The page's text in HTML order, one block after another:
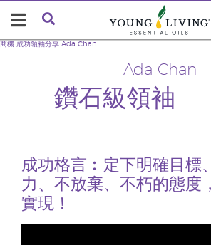
Ada Chan
鑽石級領袖
商機 成功領袖分享 Ada Chan
成功格言︰定下明確目標
力、不放棄、不朽的態度
實現！